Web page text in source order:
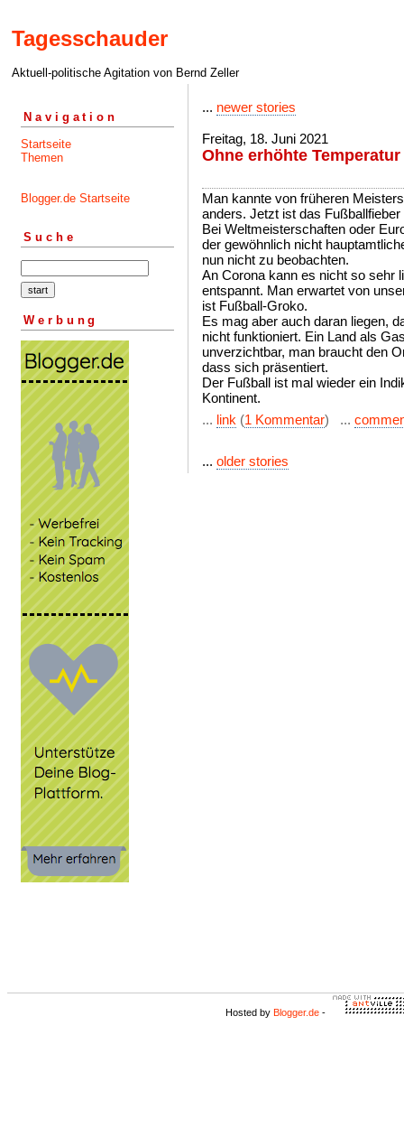
Tagesschauder
Aktuell-politische Agitation von Bernd Zeller
Navigation
Startseite
Themen
Blogger.de Startseite
Suche
Werbung
... newer stories
Freitag, 18. Juni 2021
Ohne erhöhte Temperatur
Man kannte von früheren
anders. Jetzt ist das
Bei Weltmeisterschaften oder
der gewöhnlich nicht
nun nicht zu beobachten.
An Corona kann es nicht so sehr
entspannt. Man erwartet von
ist Fußball-Groko.
Es mag aber auch daran liegen,
nicht funktioniert. Ein Land als
unverzichtbar, man braucht den
dass sich präsentiert.
Der Fußball ist mal wieder ein
Kontinent.
... link (1 Kommentar) ...
... older stories
Hosted by Blogger.de -